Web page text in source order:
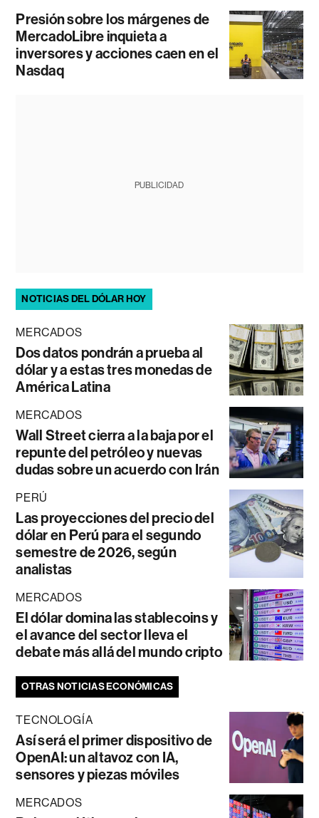
Presión sobre los márgenes de
MercadoLibre inquieta a
inversores y acciones caen en el
Nasdaq
PUBLICIDAD
NOTICIAS DEL DÓLAR HOY
MERCADOS
Dos datos pondrán a prueba al
dólar y a estas tres monedas de
América Latina
MERCADOS
Wall Street cierra a la baja por el
repunte del petróleo y nuevas
dudas sobre un acuerdo con Irán
PERÚ
Las proyecciones del precio del
dólar en Perú para el segundo
semestre de 2026, según
analistas
MERCADOS
El dólar domina las stablecoins y
el avance del sector lleva el
debate más allá del mundo cripto
OTRAS NOTICIAS ECONÓMICAS
TECNOLOGÍA
Así será el primer dispositivo de
OpenAI: un altavoz con IA,
sensores y piezas móviles
MERCADOS